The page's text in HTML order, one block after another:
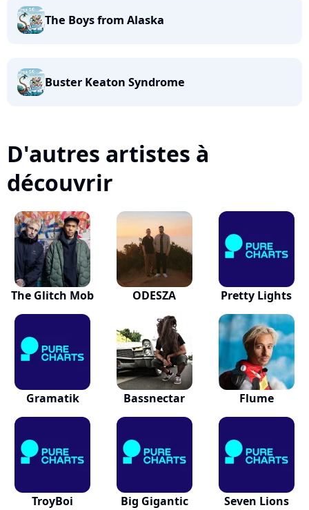
The Boys from Alaska
Buster Keaton Syndrome
D'autres artistes à
découvrir
The Glitch Mob ODESZA Pretty Lights
Gramatik Bassnectar Flume
TroyBoi Big Gigantic Seven Lions